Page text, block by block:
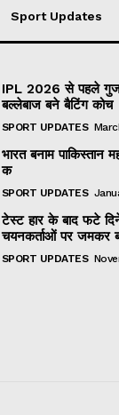
Sport Updates
IPL 2026 से पहले
बल्लेबाज बने बैटिंग कोच
SPORT UPDATES
भारत बनाम पाकिस्तान
क
SPORT UPDATES
टेस्ट हार के बाद फटे
चयनकर्ताओं पर जमकर
SPORT UPDATES